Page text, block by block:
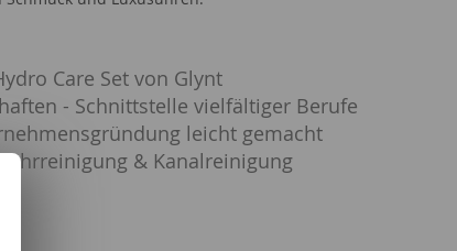
Care Set von Glynt
- Schnittstelle vielfältiger Berufe
leicht gemacht
& Kanalreinigung